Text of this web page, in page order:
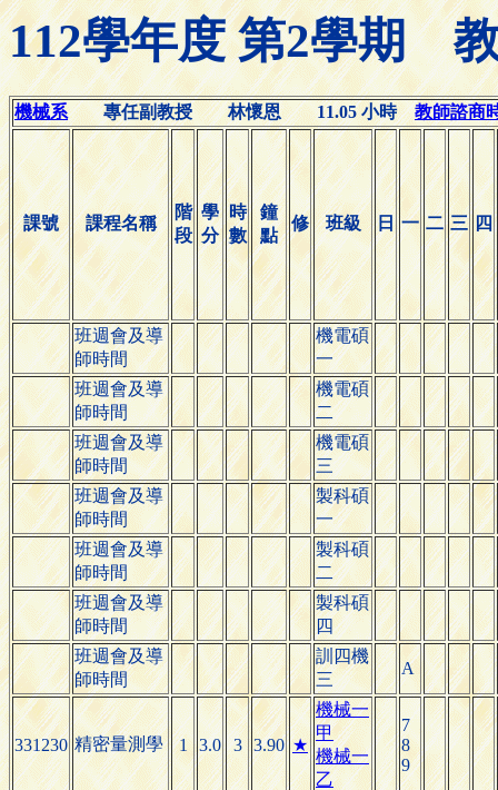
112學年度 第2學期
機械系專任副教授 林懷恩 11.05 小時教師諮商
課號 課程名稱
階
段
學
分
時
數
鐘
點
修 班級 日 一 二 三 四
班週會及導
師時間
機電碩
一
班週會及導
師時間
機電碩
二
班週會及導
師時間
機電碩
三
班週會及導
師時間
製科碩
一
班週會及導
師時間
製科碩
二
班週會及導
師時間
製科碩
四
班週會及導
師時間
訓四機
三
A
331230 精密量測學 1 3.0 3 3.90 ★
機械一
甲
機械一
乙
7
8
9